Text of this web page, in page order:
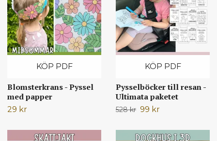
KÖP PDF
Blomsterkrans - Pyssel
med papper
29 kr
KÖP PDF
Pysselböcker till resan -
Ultimata paketet
528 kr 99 kr